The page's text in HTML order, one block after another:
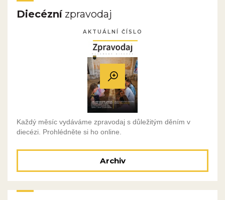
Diecéznízpravodaj
AKTUÁLNÍ ČÍSLO
Každý měsíc vydáváme zpravodaj s důležitým děním v
diecézi. Prohlédněte si ho online.
Archiv